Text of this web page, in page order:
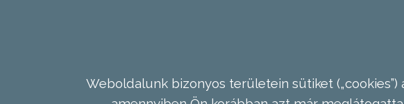
Weboldalunk bizonyos területein sütiket